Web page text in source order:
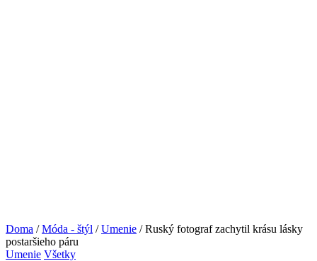
Doma /Móda - štýl /Umenie / Ruský fotograf zachytil krásu lásky
postaršieho páru
Umenie Všetky